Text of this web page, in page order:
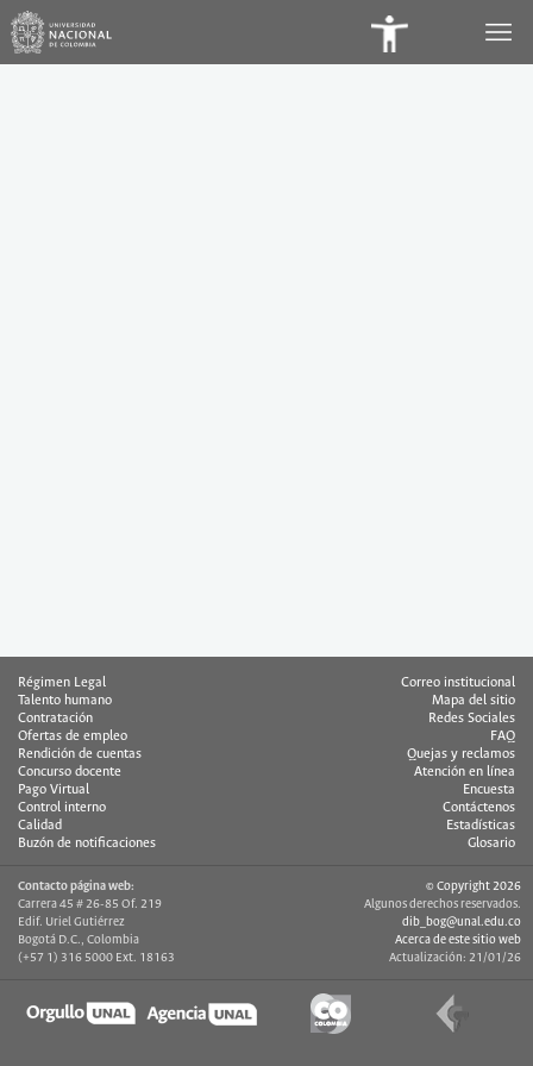
Régimen Legal
Talento humano
Contratación
Ofertas de empleo
Rendición de cuentas
Concurso docente
Pago Virtual
Control interno
Calidad
Buzón de notificaciones
Correo institucional
Mapa del sitio
Redes Sociales
FAQ
Quejas y reclamos
Atención en línea
Encuesta
Contáctenos
Estadísticas
Glosario
Contacto página web:
Carrera 45 # 26-85 Of. 219
Edif. Uriel Gutiérrez
Bogotá D.C., Colombia
(+57 1) 316 5000 Ext. 18163
© Copyright 2026
Algunos derechos reservados.
dib_bog@unal.edu.co
Acerca de este sitio web
Actualización: 21/01/26